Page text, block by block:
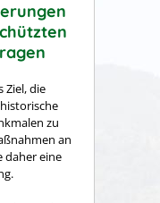
Ziel, die
zu
an
daher eine